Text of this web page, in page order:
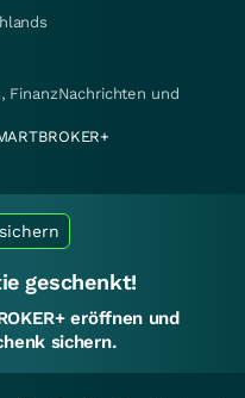
FinanzNachrichten und
geschenkt!
eröffnen und
sichern.